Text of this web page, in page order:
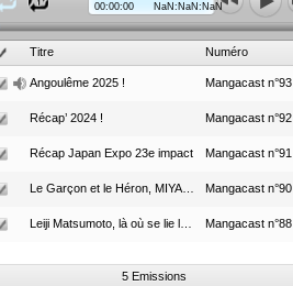
00:00:00
NaN:NaN:NaN
Titre Numéro
Angoulême 2025 ! Mangacast n°93
Récap’ 2024 ! Mangacast n°92
Récap Japan Expo 23e impact Mangacast n°91
Mangacast n°90
Mangacast n°88
5 Emissions